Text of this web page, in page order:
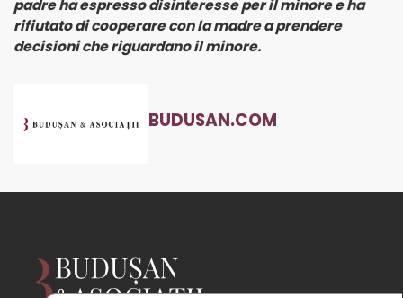
padre ha espresso disinteresse per il minore e ha
rifiutato di cooperare con la madre a prendere
decisioni che riguardano il minore.
BUDUSAN.COM